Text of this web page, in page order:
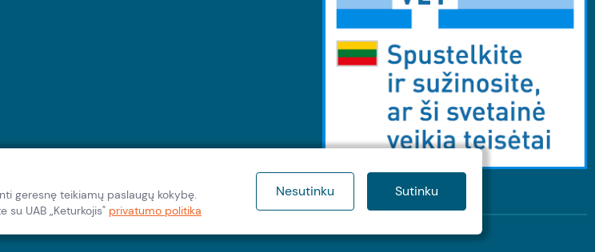
geresnę teikiamų paslaugų kokybę.
UAB „Keturkojis" privatumo politika
Nesutinku Sutinku